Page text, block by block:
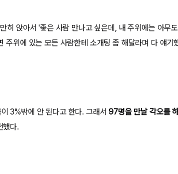
히 앉아서 '좋은 사람 만나고 싶은데, 내 주위에는 아무
주위에 있는 모든 사람한테 소개팅 좀 해달라며 다 얘기
3%밖에 안 된다고 한다. 그래서97명을 만날 각오를
했다.